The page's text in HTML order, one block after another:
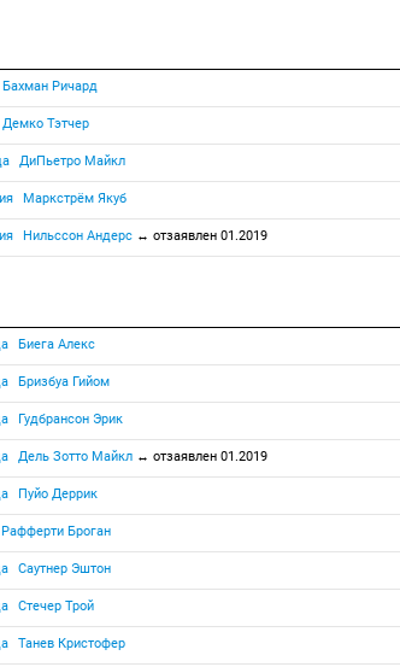
Бахман Ричард
Демко Тэтчер
ДиПьетро Майкл
Маркстрём Якуб
Нильссон Андерс ↔ отзаявлен 01.2019
Биега Алекс
Бризбуа Гийом
Гудбрансон Эрик
Дель Зотто Майкл ↔ отзаявлен 01.2019
Пуйо Деррик
Рафферти Броган
Саутнер Эштон
Стечер Трой
Танев Кристофер